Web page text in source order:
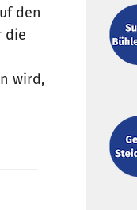
den
die
wird,